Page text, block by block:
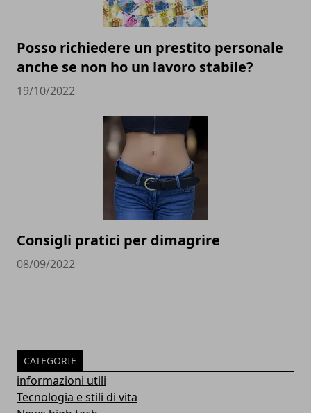
Posso richiedere un prestito personale
anche se non ho un lavoro stabile?
19/10/2022
Consigli pratici per dimagrire
08/09/2022
CATEGORIE
informazioni utili
Tecnologia e stili di vita